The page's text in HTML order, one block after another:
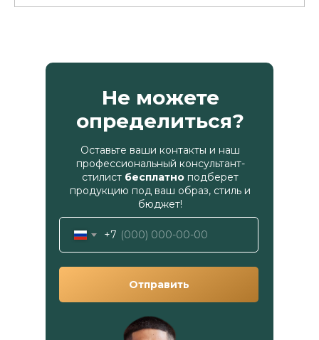
Не можете
определиться?
Оставьте ваши контакты и наш
профессиональный консультант-
стилист бесплатно подберет
продукцию под ваш образ, стиль и
бюджет!
+7
Отправить